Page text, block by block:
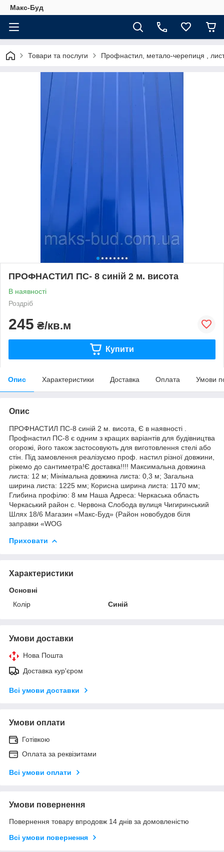
Макс-Буд
Товари та послуги Профнастил, метало-черепиця ,
ПРОФНАСТИЛ ПС- 8 синій 2 м. висота
В наявності
Роздріб
245 ₴/кв.м
Купити
Опис Характеристики Доставка Оплата Умови
Опис
ПРОФНАСТИЛ ПС-8 синій 2 м. висота, Є в наявності .
Профнастил ПС-8 є одним з кращих варіантів для будівництва
огорожі, його також застосовують для виготовлення стелі або
стін. Під замовлення реалізуємо проф. настил різної довжини,
ріжемо до сантиметра!Є доставка!!!! Максимальна довжина
листа: 12 м; Мінімальна довжина листа: 0,3 м; Загальна
ширина листа: 1225 мм; Корисна ширина листа: 1170 мм;
Глибина профілю: 8 мм Наша Адреса: Черкаська область
Черкаський район с. Червона Слобода вулиця Чигиринський
Шлях 18/6 Магазин «Макс-Буд» (Район новобудов біля
заправки «WOG
Приховати
Характеристики
Основні
Колір
Синій
Умови доставки
Нова Пошта
Доставка кур'єром
Всі умови доставки
Умови оплати
Готівкою
Оплата за реквізитами
Всі умови оплати
Умови повернення
Повернення товару впродовж 14 днів за домовленістю
Всі умови повернення